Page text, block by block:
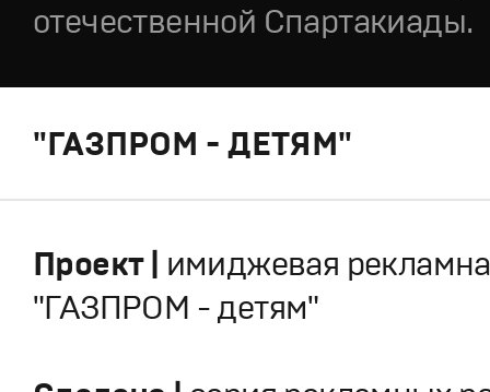
отечественной Спартакиады.
"ГАЗПРОМ - ДЕТЯМ"
Проект | имиджевая
"ГАЗПРОМ - детям"